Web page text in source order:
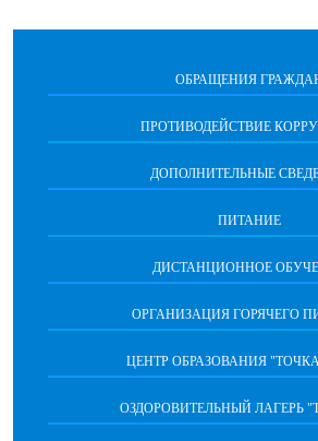
ОБРАЩЕНИЯ
ПРОТИВОДЕЙСТВИЕ
ДОПОЛНИТЕЛЬНЫЕ
ПИТАНИЕ
ДИСТАНЦИОННОЕ
ОРГАНИЗАЦИЯ ГОРЯЧЕГО
ЦЕНТР ОБРАЗОВАНИЯ
ОЗДОРОВИТЕЛЬНЫЙ ЛАГЕРЬ